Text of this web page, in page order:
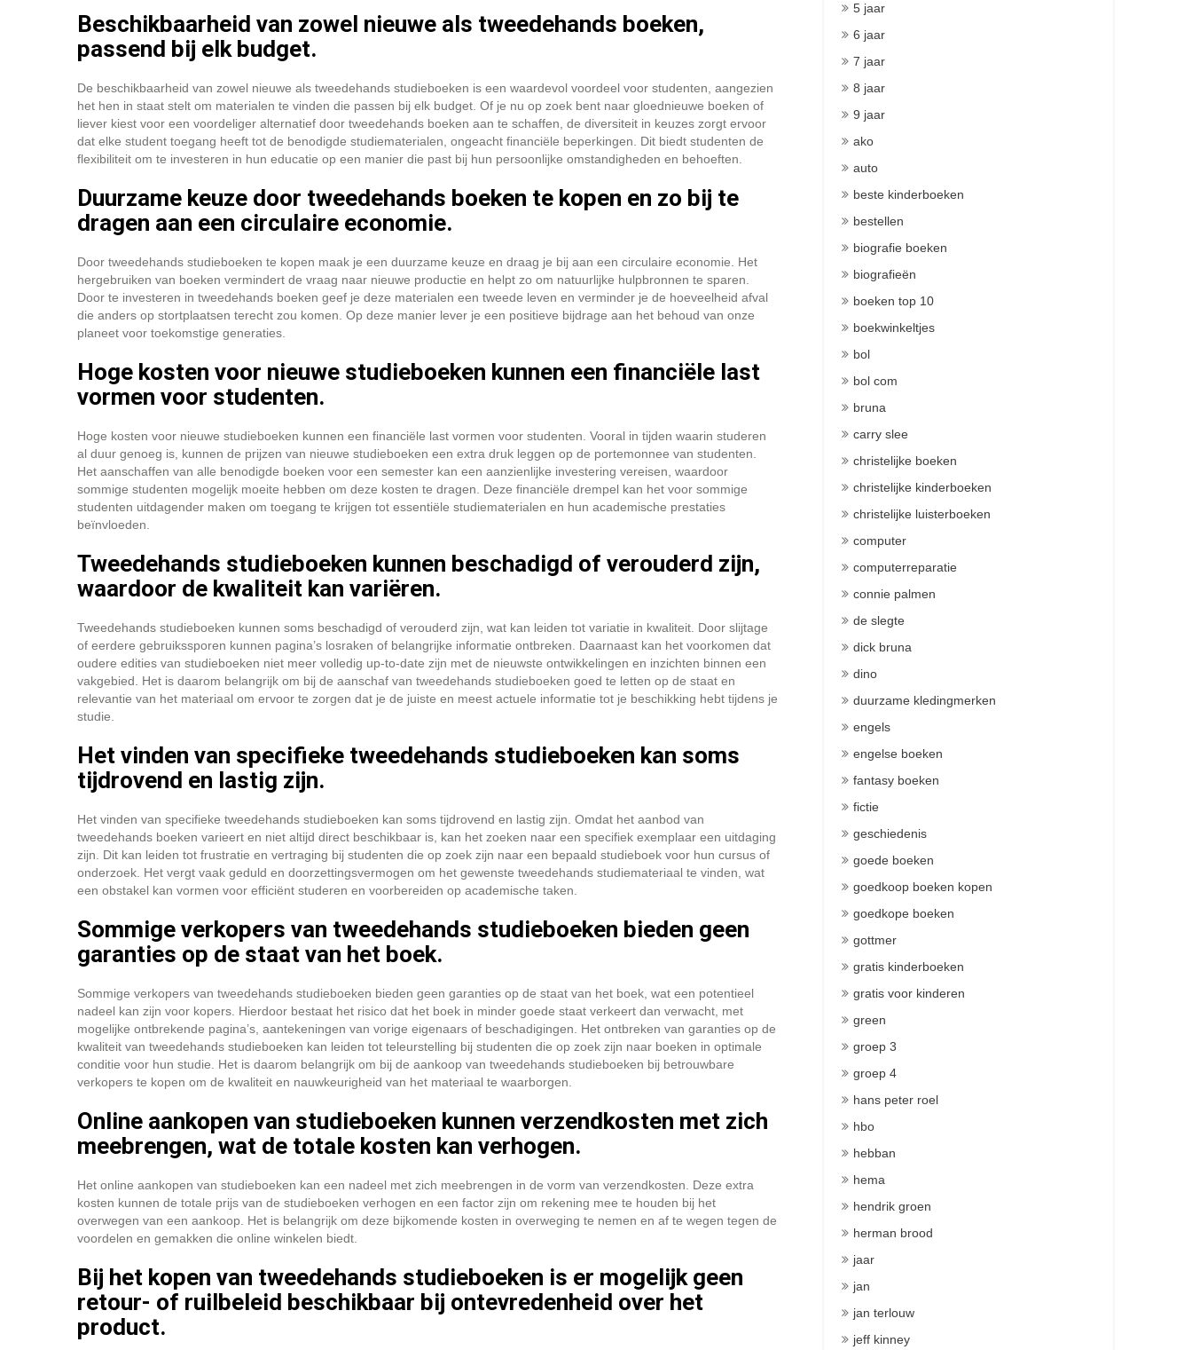
Beschikbaarheid van zowel nieuwe als tweedehands boeken,
passend bij elk budget.
De beschikbaarheid van zowel nieuwe als tweedehands studieboeken is een waardevol voordeel voor studenten, aangezien
het hen in staat stelt om materialen te vinden die passen bij elk budget. Of je nu op zoek bent naar gloednieuwe boeken of
liever kiest voor een voordeliger alternatief door tweedehands boeken aan te schaffen, de diversiteit in keuzes zorgt ervoor
dat elke student toegang heeft tot de benodigde studiematerialen, ongeacht financiële beperkingen. Dit biedt studenten de
flexibiliteit om te investeren in hun educatie op een manier die past bij hun persoonlijke omstandigheden en behoeften.
Duurzame keuze door tweedehands boeken te kopen en zo bij te
dragen aan een circulaire economie.
Door tweedehands studieboeken te kopen maak je een duurzame keuze en draag je bij aan een circulaire economie. Het
hergebruiken van boeken vermindert de vraag naar nieuwe productie en helpt zo om natuurlijke hulpbronnen te sparen.
Door te investeren in tweedehands boeken geef je deze materialen een tweede leven en verminder je de hoeveelheid afval
die anders op stortplaatsen terecht zou komen. Op deze manier lever je een positieve bijdrage aan het behoud van onze
planeet voor toekomstige generaties.
Hoge kosten voor nieuwe studieboeken kunnen een financiële last
vormen voor studenten.
Hoge kosten voor nieuwe studieboeken kunnen een financiële last vormen voor studenten. Vooral in tijden waarin studeren
al duur genoeg is, kunnen de prijzen van nieuwe studieboeken een extra druk leggen op de portemonnee van studenten.
Het aanschaffen van alle benodigde boeken voor een semester kan een aanzienlijke investering vereisen, waardoor
sommige studenten mogelijk moeite hebben om deze kosten te dragen. Deze financiële drempel kan het voor sommige
studenten uitdagender maken om toegang te krijgen tot essentiële studiematerialen en hun academische prestaties
beïnvloeden.
Tweedehands studieboeken kunnen beschadigd of verouderd zijn,
waardoor de kwaliteit kan variëren.
Tweedehands studieboeken kunnen soms beschadigd of verouderd zijn, wat kan leiden tot variatie in kwaliteit. Door slijtage
of eerdere gebruikssporen kunnen pagina’s losraken of belangrijke informatie ontbreken. Daarnaast kan het voorkomen dat
oudere edities van studieboeken niet meer volledig up-to-date zijn met de nieuwste ontwikkelingen en inzichten binnen een
vakgebied. Het is daarom belangrijk om bij de aanschaf van tweedehands studieboeken goed te letten op de staat en
relevantie van het materiaal om ervoor te zorgen dat je de juiste en meest actuele informatie tot je beschikking hebt tijdens je
studie.
Het vinden van specifieke tweedehands studieboeken kan soms
tijdrovend en lastig zijn.
Het vinden van specifieke tweedehands studieboeken kan soms tijdrovend en lastig zijn. Omdat het aanbod van
tweedehands boeken varieert en niet altijd direct beschikbaar is, kan het zoeken naar een specifiek exemplaar een uitdaging
zijn. Dit kan leiden tot frustratie en vertraging bij studenten die op zoek zijn naar een bepaald studieboek voor hun cursus of
onderzoek. Het vergt vaak geduld en doorzettingsvermogen om het gewenste tweedehands studiemateriaal te vinden, wat
een obstakel kan vormen voor efficiënt studeren en voorbereiden op academische taken.
Sommige verkopers van tweedehands studieboeken bieden geen
garanties op de staat van het boek.
Sommige verkopers van tweedehands studieboeken bieden geen garanties op de staat van het boek, wat een potentieel
nadeel kan zijn voor kopers. Hierdoor bestaat het risico dat het boek in minder goede staat verkeert dan verwacht, met
mogelijke ontbrekende pagina’s, aantekeningen van vorige eigenaars of beschadigingen. Het ontbreken van garanties op de
kwaliteit van tweedehands studieboeken kan leiden tot teleurstelling bij studenten die op zoek zijn naar boeken in optimale
conditie voor hun studie. Het is daarom belangrijk om bij de aankoop van tweedehands studieboeken bij betrouwbare
verkopers te kopen om de kwaliteit en nauwkeurigheid van het materiaal te waarborgen.
Online aankopen van studieboeken kunnen verzendkosten met zich
meebrengen, wat de totale kosten kan verhogen.
Het online aankopen van studieboeken kan een nadeel met zich meebrengen in de vorm van verzendkosten. Deze extra
kosten kunnen de totale prijs van de studieboeken verhogen en een factor zijn om rekening mee te houden bij het
overwegen van een aankoop. Het is belangrijk om deze bijkomende kosten in overweging te nemen en af te wegen tegen de
voordelen en gemakken die online winkelen biedt.
Bij het kopen van tweedehands studieboeken is er mogelijk geen
retour- of ruilbeleid beschikbaar bij ontevredenheid over het
product.
5 jaar
6 jaar
7 jaar
8 jaar
9 jaar
ako
auto
beste kinderboeken
bestellen
biografie boeken
biografieën
boeken top 10
boekwinkeltjes
bol
bol com
bruna
carry slee
christelijke boeken
christelijke kinderboeken
christelijke luisterboeken
computer
computerreparatie
connie palmen
de slegte
dick bruna
dino
duurzame kledingmerken
engels
engelse boeken
fantasy boeken
fictie
geschiedenis
goede boeken
goedkoop boeken kopen
goedkope boeken
gottmer
gratis kinderboeken
gratis voor kinderen
green
groep 3
groep 4
hans peter roel
hbo
hebban
hema
hendrik groen
herman brood
jaar
jan
jan terlouw
jeff kinney